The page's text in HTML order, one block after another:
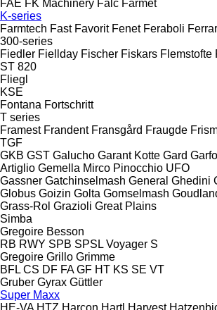
FAE FK Machinery Falc Farmet
K-series
Farmtech Fast Favorit Fenet Feraboli
300-series
Fiedler Fiellday Fischer Fiskars Flemstofte
ST 820
Fliegl
KSE
Fontana Fortschritt
T series
Framest Frandent Fransgård Fraugde
TGF
GKB GST Galucho Garant Kotte Gard
Artiglio Gemella Mirco Pinocchio UFO
Gassner Gatchinselmash General Ghedini
Globus Goizin Golta Gomselmash
Grass-Rol Grazioli Great Plains
Simba
Gregoire Besson
RB RWY SPB SPSL Voyager S
Gregoire Grillo Grimme
BFL CS DF FA GF HT KS SE VT
Gruber Gyrax Güttler
Super Maxx
HE-VA HTZ Harcon Hartl Harvest